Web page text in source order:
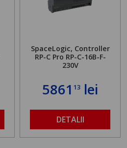
SpaceLogic, Controller
RP-C Pro RP-C-16B-F-
230V
586113 lei
DETALII